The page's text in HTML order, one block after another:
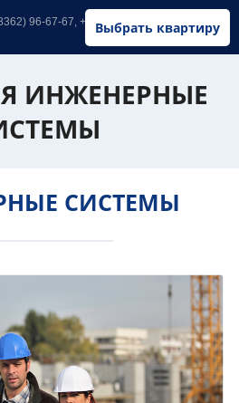
Выбрать квартиру
96-67-67, +7 (902) 326-67-67
ИНЖЕНЕРНЫЕ
СИСТЕМЫ